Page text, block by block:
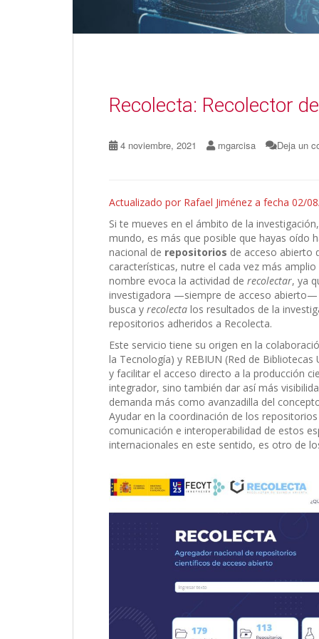
Recolecta: Recolector
4 noviembre, 2021 mgarcisa Deja un
Actualizado por Rafael Jiménez a fecha 02/
Si te mueves en el ámbito de la
mundo, es más que posible que hayas oído
nacional de repositorios de acceso abierto
características, nutre el cada vez más
nombre evoca la actividad de recolectar, ya
investigadora —siempre de acceso
busca y recolecta los resultados de la
repositorios adheridos a Recolecta.
Este servicio tiene su origen en la
la Tecnología) y REBIUN (Red de
y facilitar el acceso directo a la producción
integrador, sino también dar así más
demanda más como avanzadilla del
Ayudar en la coordinación de los
comunicación e interoperabilidad de estos
internacionales en este sentido, es otro de